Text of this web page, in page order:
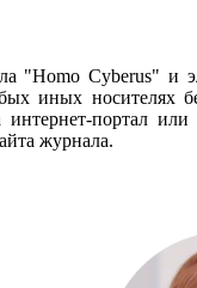
"Homo Cyberus"
иных носителях
портал
журнала.